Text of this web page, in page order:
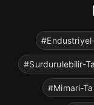
#Surdurulebilir-
#Mimari-